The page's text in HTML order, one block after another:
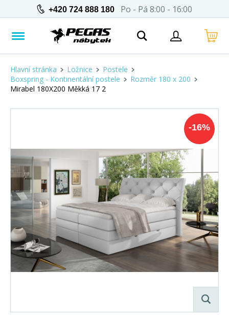
+420 724 888 180 Po - Pá 8:00 - 16:00
Hlavní stránka Ložnice
Postele
Boxspring - Kontinentální postele
Rozměr 180 x 200
Mirabel 180X200 Měkká 17 2
-16%